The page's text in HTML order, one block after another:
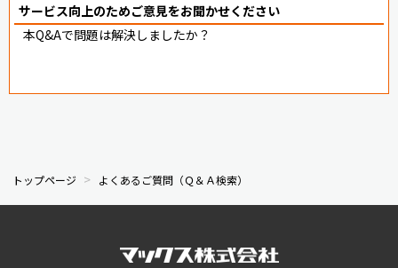
サービス向上のためご意見をお聞かせください
本Q&Aで問題は解決しましたか？
トップページ よくあるご質問（Ｑ＆Ａ検索）